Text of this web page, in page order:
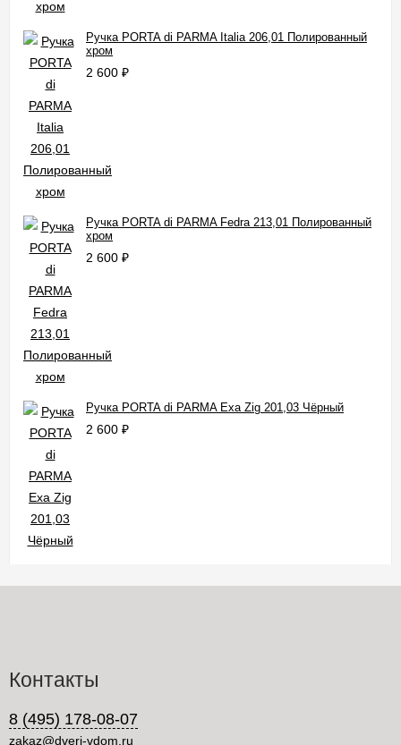
Ручка PORTA di PARMA Italia 206,01 Полированный
хром
2 600 ₽
Ручка PORTA di PARMA Fedra 213,01 Полированный
хром
2 600 ₽
Ручка PORTA di PARMA Exa Zig 201,03 Чёрный
2 600 ₽
Контакты
8 (495) 178-08-07
zakaz@dveri-vdom.ru